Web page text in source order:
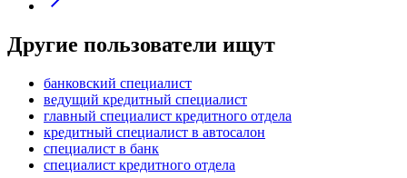
Другие пользователи ищут
банковский специалист
ведущий кредитный специалист
главный специалист кредитного отдела
кредитный специалист в автосалон
специалист в банк
специалист кредитного отдела